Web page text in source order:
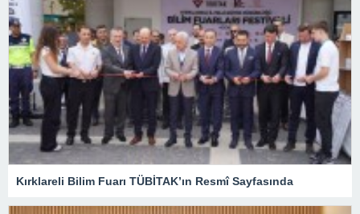
Kırklareli Bilim Fuarı TÜBİTAK’ın Resmî Sayfasında